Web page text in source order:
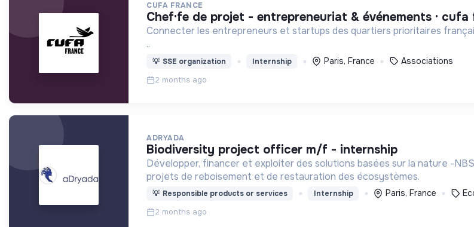
CUFA FRANCE
chef·fe de projet - entrepreneuriat & événements ·
Connecter les entrepreneurs et startups des quartiers prioritaires
..
💡 SSE organization Internship Paris, France Associations
2 months ago
ADRYADA
biodiversity project officer m/f - internship
Développer, financer et exploiter des solutions basées sur la nature -
projets de reboisement et de restauration des écosystèmes.
💡 Responsible products or services Internship Paris, France
2 months ago